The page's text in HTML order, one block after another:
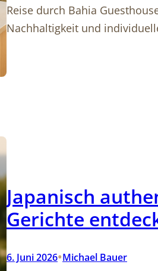
Reise durch Bahia
Nachhaltigkeit und
Japanisch
Gerichte
6. Juni 2026•Michael Bauer